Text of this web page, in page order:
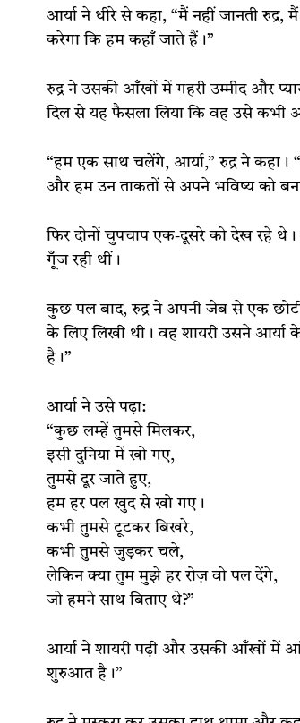
आर्या ने धीरे से कहा, “मैं नहीं जानती
करेगा कि हम कहाँ जाते हैं।”
रुद्र ने उसकी आँखों में गहरी उम्मीद और
दिल से यह फैसला लिया कि वह उसे कभी
“हम एक साथ चलेंगे, आर्या,” रुद्र ने कहा।
और हम उन ताकतों से अपने भविष्य को
फिर दोनों चुपचाप एक-दूसरे को देख रहे
गूँज रही थीं।
कुछ पल बाद, रुद्र ने अपनी जेब से एक
के लिए लिखी थी। वह शायरी उसने आर्या
है।”
आर्या ने उसे पढ़ा:
“कुछ लम्हें तुमसे मिलकर,
इसी दुनिया में खो गए,
तुमसे दूर जाते हुए,
हम हर पल खुद से खो गए।
कभी तुमसे टूटकर बिखरे,
कभी तुमसे जुड़कर चले,
लेकिन क्या तुम मुझे हर रोज़ वो पल देंगे,
जो हमने साथ बिताए थे?”
आर्या ने शायरी पढ़ी और उसकी आँखों में
शुरुआत है।”